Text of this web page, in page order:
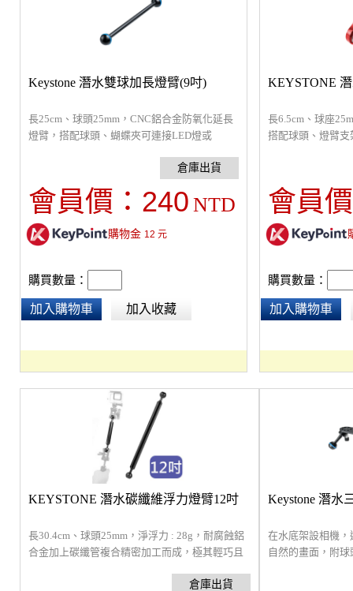
Keystone 潛水雙球加長燈臂(9吋)
長25cm、球頭25mm，CNC鋁合金防氧化延長
燈臂，搭配球頭、蝴蝶夾可連接LED燈或
會員價： 240 NTD
購物金 12 元
購買數量：
加入購物車 加入收藏
KEYSTONE
長6.5cm、球座
搭配球頭、燈臂支
會員
購買數量：
加入購物車
KEYSTONE 潛水碳纖維浮力燈臂12吋
長30.4cm、球頭25mm，淨浮力 : 28g，耐腐蝕鋁
合金加上碳纖管複合精密加工而成，極其輕巧且
Keystone 潛水
在水底架設相機
自然的畫面，附